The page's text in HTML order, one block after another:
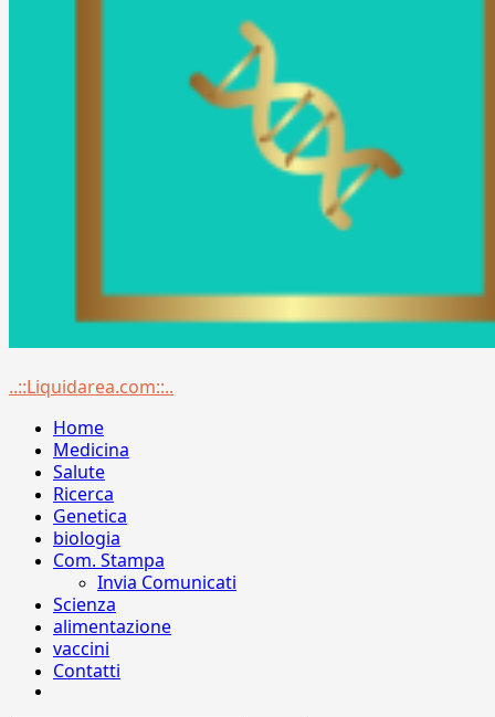
Menu
..::Liquidarea.com::..
Home
Medicina
Salute
Ricerca
Genetica
biologia
Com. Stampa
Invia Comunicati
Scienza
alimentazione
vaccini
Contatti